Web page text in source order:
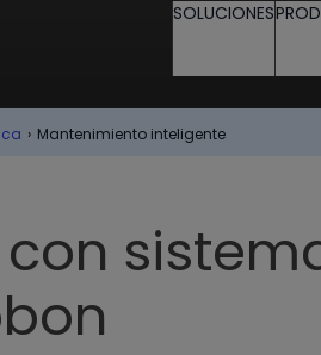
SOLUCIONES
› Mantenimiento inteligente